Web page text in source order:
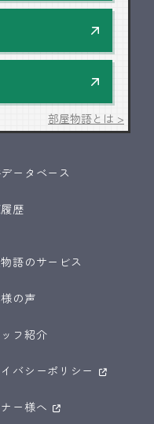
部屋物語とは >
ータベース
歴
語のサービス
の声
フ紹介
バシーポリシー
ー様へ